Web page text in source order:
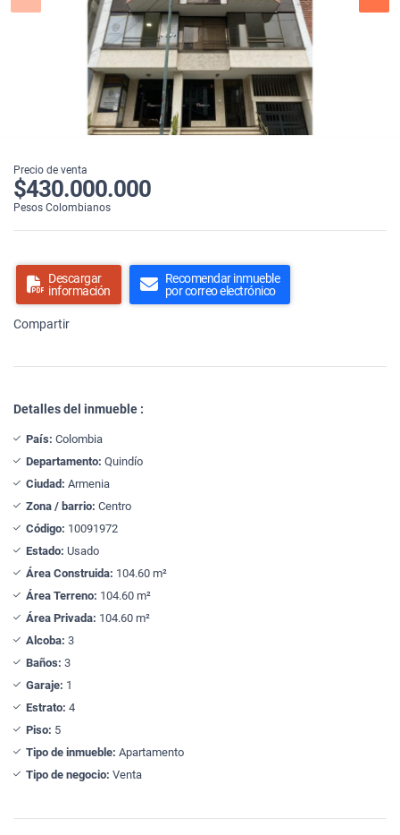
Precio de venta
$430.000.000
Pesos Colombianos
Descargar
información
Recomendar inmueble
por correo electrónico
Compartir
Detalles del inmueble :
País: Colombia
Departamento: Quindío
Ciudad: Armenia
Zona / barrio: Centro
Código: 10091972
Estado: Usado
Área Construida: 104.60 m²
Área Terreno: 104.60 m²
Área Privada: 104.60 m²
Alcoba: 3
Baños: 3
Garaje: 1
Estrato: 4
Piso: 5
Tipo de inmueble: Apartamento
Tipo de negocio: Venta